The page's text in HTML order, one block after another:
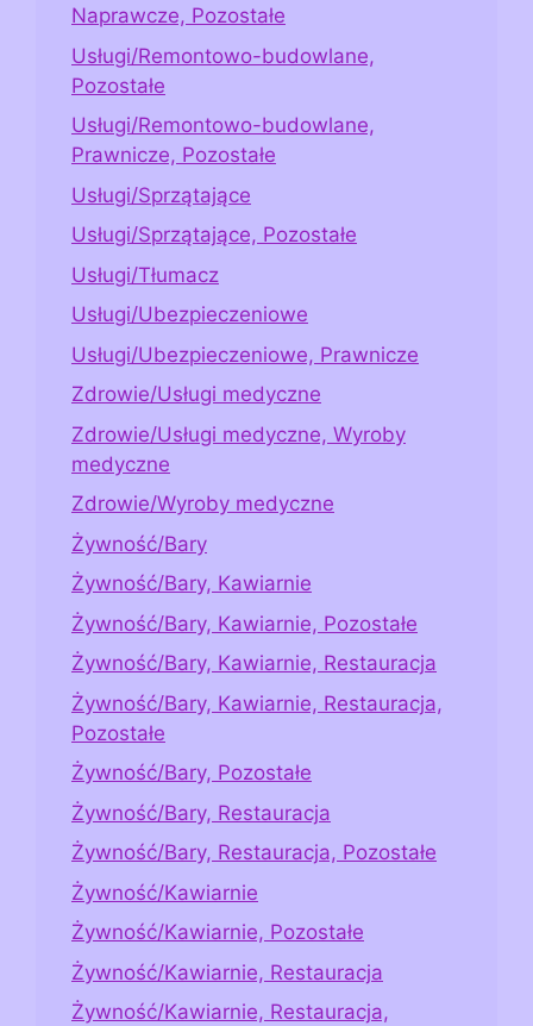
Naprawcze, Pozostałe
Usługi/Remontowo-budowlane,
Pozostałe
Usługi/Remontowo-budowlane,
Prawnicze, Pozostałe
Usługi/Sprzątające
Usługi/Sprzątające, Pozostałe
Usługi/Tłumacz
Usługi/Ubezpieczeniowe
Usługi/Ubezpieczeniowe, Prawnicze
Zdrowie/Usługi medyczne
Zdrowie/Usługi medyczne, Wyroby
medyczne
Zdrowie/Wyroby medyczne
Żywność/Bary
Żywność/Bary, Kawiarnie
Żywność/Bary, Kawiarnie, Pozostałe
Żywność/Bary, Kawiarnie, Restauracja
Żywność/Bary, Kawiarnie, Restauracja,
Pozostałe
Żywność/Bary, Pozostałe
Żywność/Bary, Restauracja
Żywność/Bary, Restauracja, Pozostałe
Żywność/Kawiarnie
Żywność/Kawiarnie, Pozostałe
Żywność/Kawiarnie, Restauracja
Żywność/Kawiarnie, Restauracja,